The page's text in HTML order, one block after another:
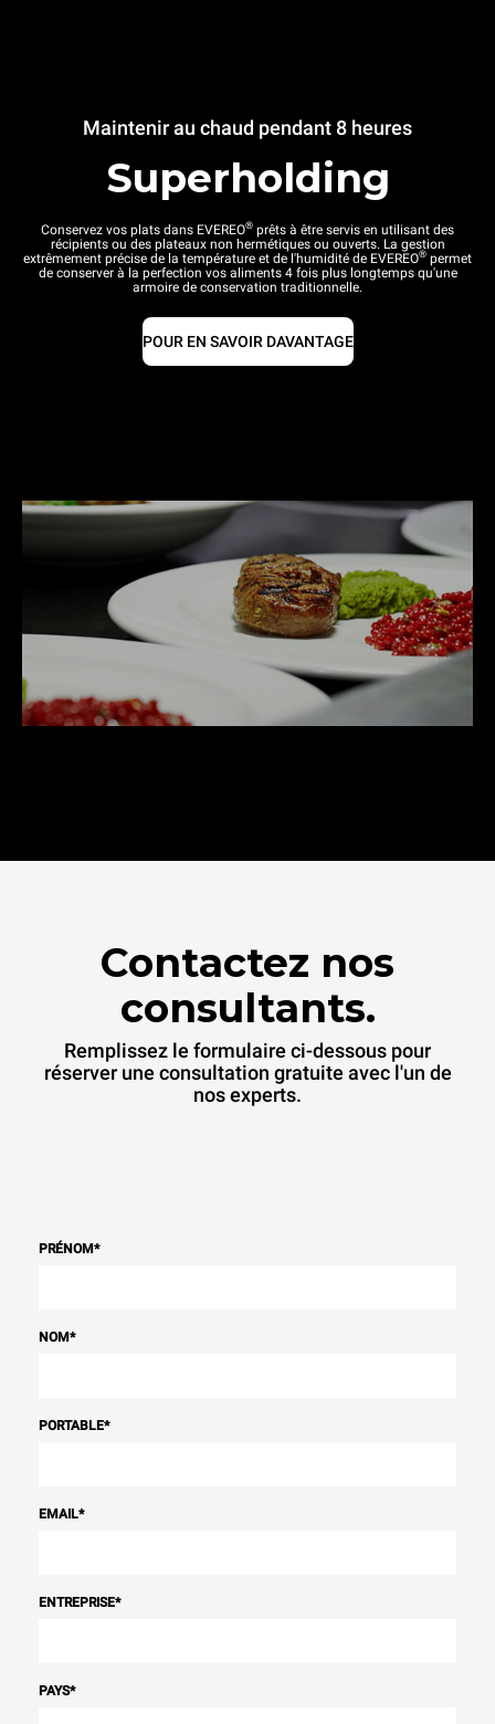
Maintenir au chaud pendant 8 heures
Superholding
Conservez vos plats dans EVEREO® prêts à être servis en utilisant des
récipients ou des plateaux non hermétiques ou ouverts. La gestion
extrêmement précise de la température et de l'humidité de EVEREO® permet
de conserver à la perfection vos aliments 4 fois plus longtemps qu'une
armoire de conservation traditionnelle.
POUR EN SAVOIR DAVANTAGE
Contactez nos
consultants.
Remplissez le formulaire ci-dessous pour
réserver une consultation gratuite avec l'un de
nos experts.
PRÉNOM*
NOM*
PORTABLE*
EMAIL*
ENTREPRISE*
PAYS*